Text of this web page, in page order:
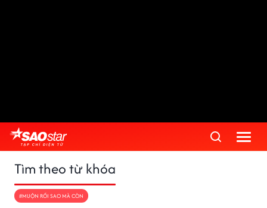
Tìm theo từ khóa
#MUỘN RỒI SAO MÀ CÒN